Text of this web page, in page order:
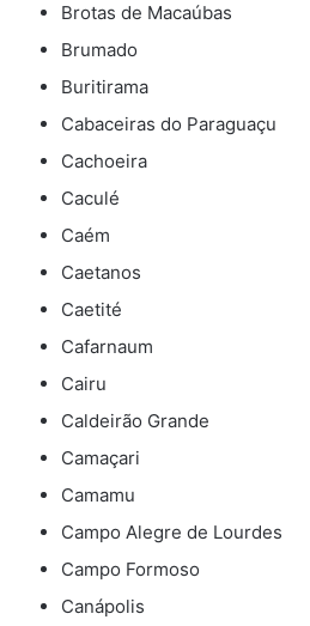
Brotas de Macaúbas
Brumado
Buritirama
Cabaceiras do Paraguaçu
Cachoeira
Caculé
Caém
Caetanos
Caetité
Cafarnaum
Cairu
Caldeirão Grande
Camaçari
Camamu
Campo Alegre de Lourdes
Campo Formoso
Canápolis